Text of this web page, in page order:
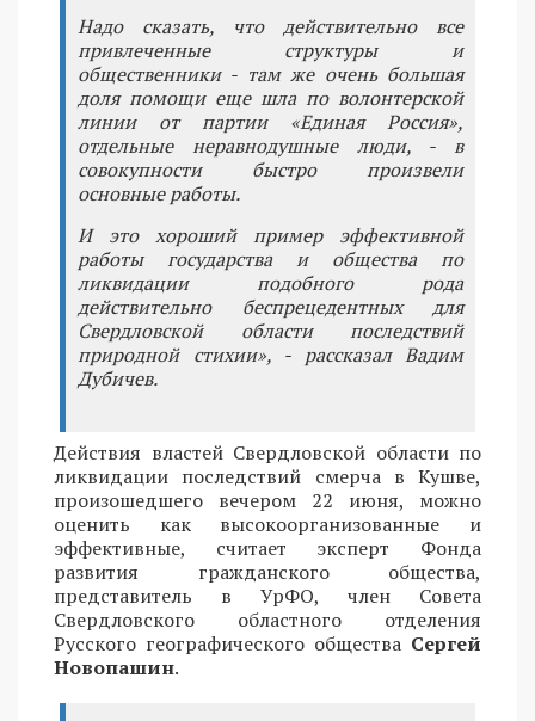
Надо сказать, что действительно все
привлеченные структуры и
общественники - там же очень большая
доля помощи еще шла по волонтерской
линии от партии «Единая Россия»,
отдельные неравнодушные люди, - в
совокупности быстро произвели
основные работы.
И это хороший пример эффективной
работы государства и общества по
ликвидации подобного рода
действительно беспрецедентных для
Свердловской области последствий
природной стихии», - рассказал Вадим
Дубичев.
Действия властей Свердловской области по
ликвидации последствий смерча в Кушве,
произошедшего вечером 22 июня, можно
оценить как высокоорганизованные и
эффективные, считает эксперт Фонда
развития гражданского общества,
представитель в УрФО, член Совета
Свердловского областного отделения
Русского географического общества Сергей
Новопашин.